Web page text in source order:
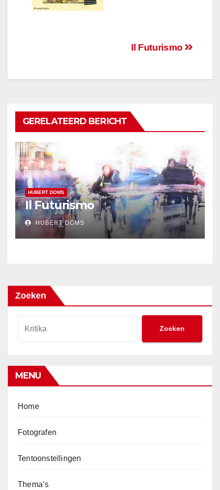
BerichtnavigatieIl Futurismo
GERELATEERD BERICHT
HUBERT DOMS
Il Futurismo
HUBERT DOMS
Zoeken
Zoeken
MENU
Home
Fotografen
Tentoonstellingen
Thema’s